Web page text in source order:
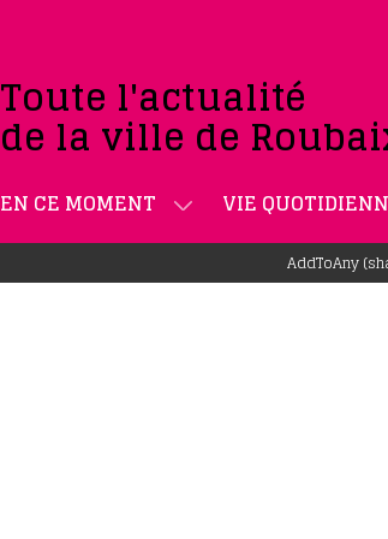
Toute l'actualité
de la ville de
EN CE MOMENT VIE
AddToAny